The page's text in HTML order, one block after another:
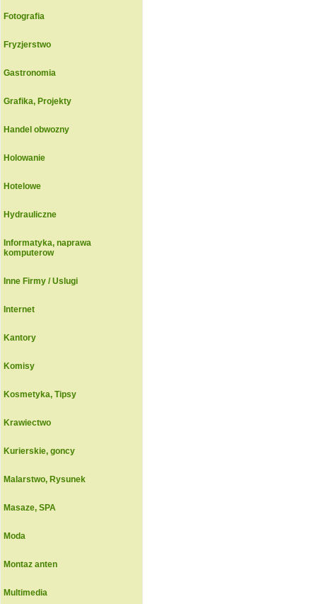
Fotografia
Fryzjerstwo
Gastronomia
Grafika, Projekty
Handel obwozny
Holowanie
Hotelowe
Hydrauliczne
Informatyka, naprawa
komputerow
Inne Firmy / Uslugi
Internet
Kantory
Komisy
Kosmetyka, Tipsy
Krawiectwo
Kurierskie, goncy
Malarstwo, Rysunek
Masaze, SPA
Moda
Montaz anten
Multimedia